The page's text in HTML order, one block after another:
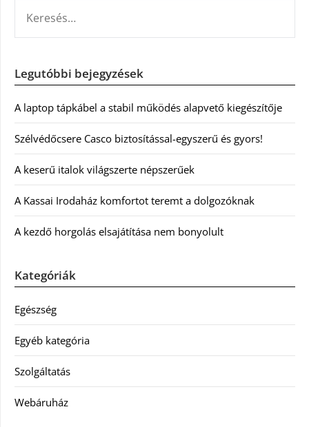
Legutóbbi bejegyzések
A laptop tápkábel a stabil működés alapvető kiegészítője
Szélvédőcsere Casco biztosítással-egyszerű és gyors!
A keserű italok világszerte népszerűek
A Kassai Irodaház komfortot teremt a dolgozóknak
A kezdő horgolás elsajátítása nem bonyolult
Kategóriák
Egészség
Egyéb kategória
Szolgáltatás
Webáruház